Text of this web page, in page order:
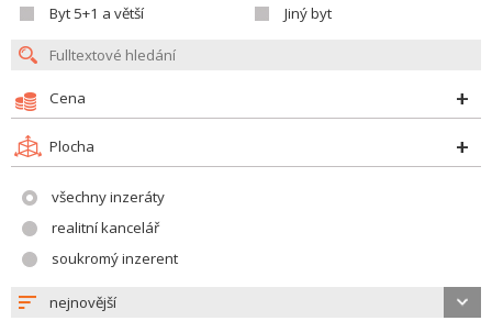
Byt 5+1 a větší
Jiný byt
Cena
Plocha
všechny inzeráty
realitní kancelář
soukromý inzerent
nejnovější